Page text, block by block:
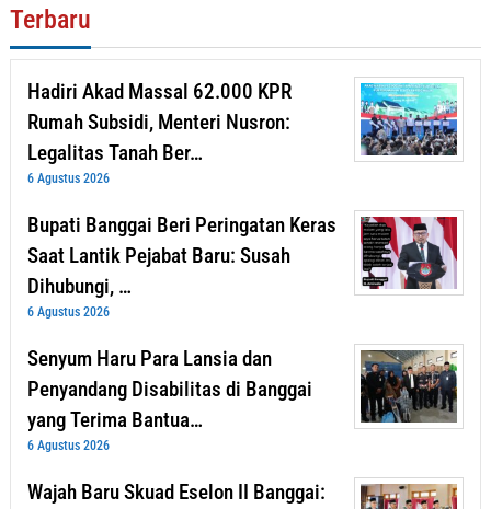
Terbaru
Hadiri Akad Massal 62.000 KPR
Rumah Subsidi, Menteri Nusron:
Legalitas Tanah Ber…
6 Agustus 2026
Bupati Banggai Beri Peringatan Keras
Saat Lantik Pejabat Baru: Susah
Dihubungi, …
6 Agustus 2026
Senyum Haru Para Lansia dan
Penyandang Disabilitas di Banggai
yang Terima Bantua…
6 Agustus 2026
Wajah Baru Skuad Eselon II Banggai: